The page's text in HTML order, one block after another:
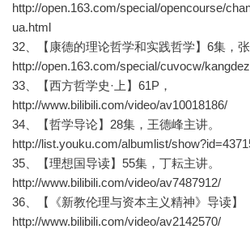
http://open.163.com/special/opencourse/
ua.html
32、【康德的理论哲学和实践哲学】6集，张
http://open.163.com/special/cuvocw/
33、【西方哲学史·上】61P，
http://www.bilibili.com/video/av10018186/
34、【哲学导论】28集，王德峰主讲。
http://list.youku.com/albumlist/
35、【理想国导读】55集，丁耘主讲。
http://www.bilibili.com/video/av7487912/
36、【《新教伦理与资本主义精神》导读】
http://www.bilibili.com/video/av2142570/